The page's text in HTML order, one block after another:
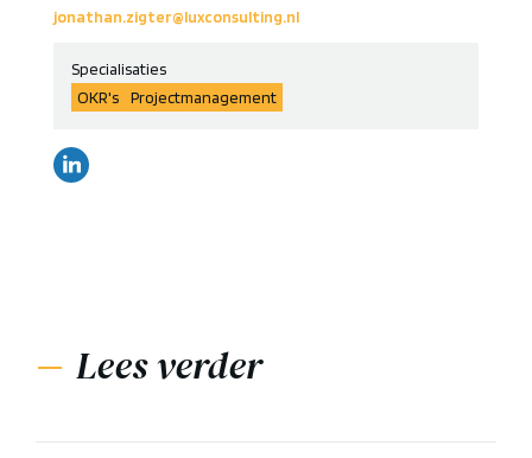
jonathan.zigter@luxconsulting.nl
Specialisaties
OKR's
Projectmanagement
Lees verder